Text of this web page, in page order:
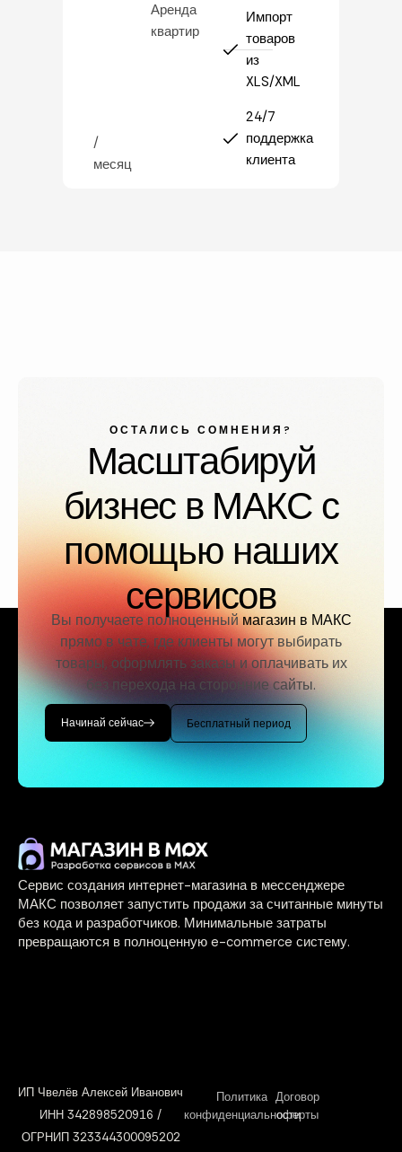
/
месяц
Аренда
квартир
Импорт
товаров
из
XLS/XML
24/7
поддержка
клиента
ОСТАЛИСЬ СОМНЕНИЯ?
Масштабируй
бизнес в МАКС с
помощью наших
сервисов
Вы получаете полноценныймагазин в МАКС
прямо в чате, где клиенты могут выбирать
товары, оформлять заказы и оплачивать их
без перехода на сторонние сайты.
Начинай сейчас Бесплатный период
Сервис создания интернет-магазина в мессенджере
МАКС позволяет запустить продажи за считанные минуты
без кода и разработчиков. Минимальные затраты
превращаются в полноценную e-commerce систему.
ИП Чвелёв Алексей Иванович
ИНН 342898520916 /
ОГРНИП 323344300095202
Политика
конфиденциальности
Договор
оферты